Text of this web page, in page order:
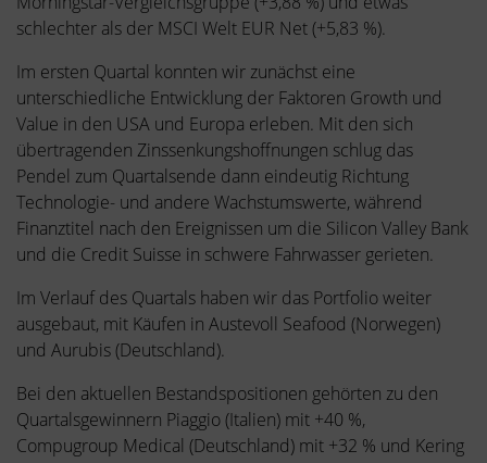
schlechter als der MSCI Welt EUR Net (+5,83 %).
Im ersten Quartal konnten wir zunächst eine
unterschiedliche Entwicklung der Faktoren Growth und
Value in den USA und Europa erleben. Mit den sich
übertragenden Zinssenkungshoffnungen schlug das
Pendel zum Quartalsende dann eindeutig Richtung
Technologie- und andere Wachstumswerte, während
Finanztitel nach den Ereignissen um die Silicon Valley Bank
und die Credit Suisse in schwere Fahrwasser gerieten.
Im Verlauf des Quartals haben wir das Portfolio weiter
ausgebaut, mit Käufen in Austevoll Seafood (Norwegen)
und Aurubis (Deutschland).
Bei den aktuellen Bestandspositionen gehörten zu den
Quartalsgewinnern Piaggio (Italien) mit +40 %,
Compugroup Medical (Deutschland) mit +32 % und Kering